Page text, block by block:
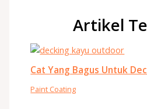
Artikel
Cat Yang Bagus Untuk
Paint Coating